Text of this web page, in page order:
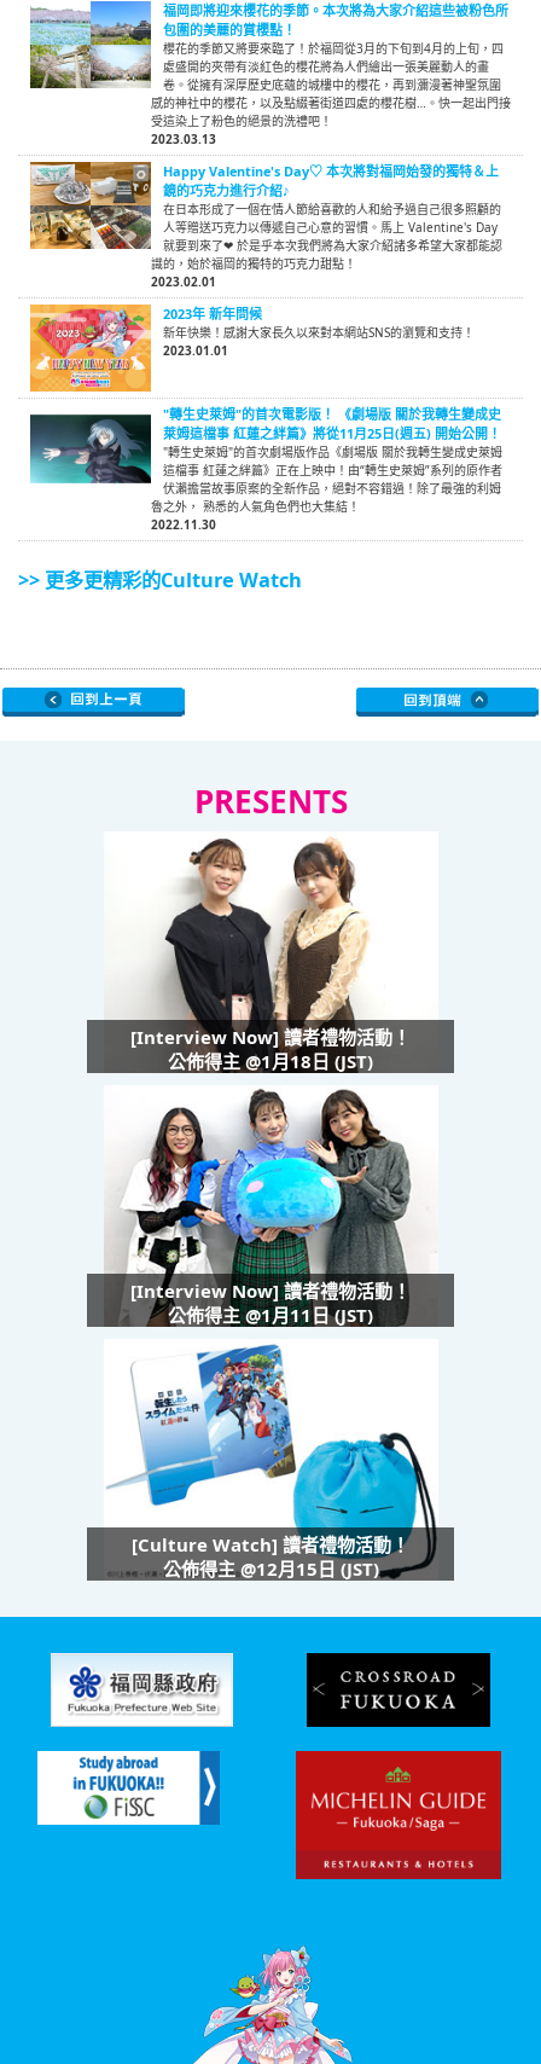
福岡即將迎來櫻花的季節。本次將為大家介紹這些被粉色所
包圍的美麗的賞櫻點！
櫻花的季節又將要來臨了！於福岡從3月的下旬到4月的上旬，四
處盛開的夾帶有淡紅色的櫻花將為人們繪出一張美麗動人的畫
卷。從擁有深厚歷史底蘊的城樓中的櫻花，再到瀰漫著神聖氛圍
感的神社中的櫻花，以及點綴著街道四處的櫻花樹…。快一起出門接
受這染上了粉色的絕景的洗禮吧！
2023.03.13
Happy Valentine's Day♡ 本次將對福岡始發的獨特＆上
鏡的巧克力進行介紹♪
在日本形成了一個在情人節給喜歡的人和給予過自己很多照顧的
人等贈送巧克力以傳遞自己心意的習慣。馬上 Valentine's Day
就要到來了❤ 於是乎本次我們將為大家介紹諸多希望大家都能認
識的，始於福岡的獨特的巧克力甜點！
2023.02.01
2023年 新年問候
新年快樂！感謝大家長久以來對本網站SNS的瀏覽和支持！
2023.01.01
"轉生史萊姆"的首次電影版！ 《劇場版 關於我轉生變成史
萊姆這檔事 紅蓮之絆篇》將從11月25日(週五) 開始公開！
"轉生史萊姆"的首次劇場版作品《劇場版 關於我轉生變成史萊姆
這檔事 紅蓮之絆篇》正在上映中！由“轉生史萊姆”系列的原作者
伏瀨擔當故事原案的全新作品，絕對不容錯過！除了最強的利姆
魯之外， 熟悉的人氣角色們也大集結！
2022.11.30
>> 更多更精彩的Culture Watch
PRESENTS
[Interview Now] 讀者禮物活動！
公佈得主 @1月18日 (JST)
[Interview Now] 讀者禮物活動！
公佈得主 @1月11日 (JST)
[Culture Watch] 讀者禮物活動！
公佈得主 @12月15日 (JST)